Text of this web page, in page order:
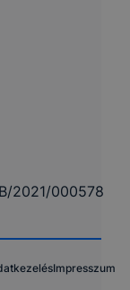
B/2021/000578
Impresszum